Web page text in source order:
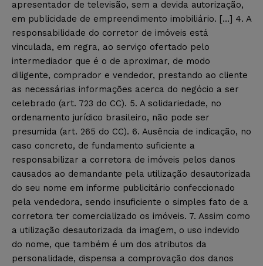
apresentador de televisão, sem a devida autorização,
em publicidade de empreendimento imobiliário. […] 4. A
responsabilidade do corretor de imóveis está
vinculada, em regra, ao serviço ofertado pelo
intermediador que é o de aproximar, de modo
diligente, comprador e vendedor, prestando ao cliente
as necessárias informações acerca do negócio a ser
celebrado (art. 723 do CC). 5. A solidariedade, no
ordenamento jurídico brasileiro, não pode ser
presumida (art. 265 do CC). 6. Ausência de indicação, no
caso concreto, de fundamento suficiente a
responsabilizar a corretora de imóveis pelos danos
causados ao demandante pela utilização desautorizada
do seu nome em informe publicitário confeccionado
pela vendedora, sendo insuficiente o simples fato de a
corretora ter comercializado os imóveis. 7. Assim como
a utilização desautorizada da imagem, o uso indevido
do nome, que também é um dos atributos da
personalidade, dispensa a comprovação dos danos